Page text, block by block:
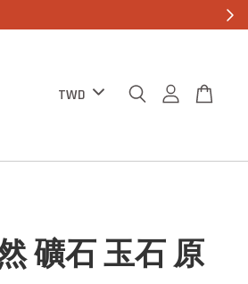
礦石 玉石 原